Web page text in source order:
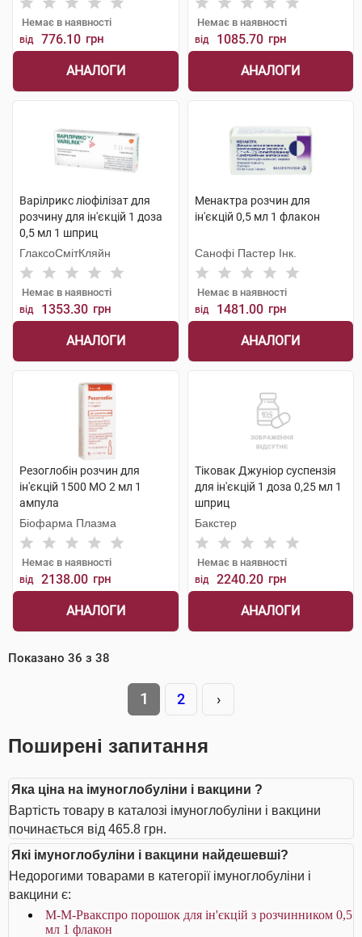
Немає в наявності
від 776.10 грн
АНАЛОГИ
Немає в наявності
від 1085.70 грн
АНАЛОГИ
Варілрикс ліофілізат для
розчину для ін'єкцій 1 доза
0,5 мл 1 шприц
ГлаксоСмітКляйн
Немає в наявності
від 1353.30 грн
АНАЛОГИ
Менактра розчин для
ін'єкцій 0,5 мл 1 флакон
Санофі Пастер Інк.
Немає в наявності
від 1481.00 грн
АНАЛОГИ
Резоглобін розчин для
ін'єкцій 1500 МО 2 мл 1
ампула
Біофарма Плазма
Немає в наявності
від 2138.00 грн
АНАЛОГИ
Тіковак Джуніор суспензія
для ін'єкцій 1 доза 0,25 мл 1
шприц
Бакстер
Немає в наявності
від 2240.20 грн
АНАЛОГИ
Показано 36 з 38
1 2 ›
Поширені запитання
Яка ціна на імуноглобуліни і вакцини ?
Вартість товару в каталозі імуноглобуліни і вакцини
починається від 465.8 грн.
Які імуноглобуліни і вакцини найдешевші?
Недорогими товарами в категорії імуноглобуліни і
вакцини є:
М-М-Рвакспро порошок для ін'єкцій з розчинником 0,5
мл 1 флакон